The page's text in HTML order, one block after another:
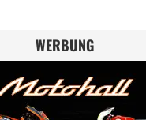
WERBUNG